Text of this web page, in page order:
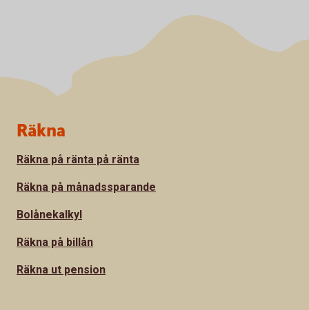
Sidfot
Räkna
Räkna på ränta på ränta
Räkna på månadssparande
Bolånekalkyl
Räkna på billån
Räkna ut pension